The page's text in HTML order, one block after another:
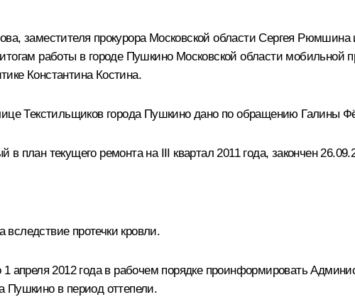
, заместителя прокурора Московской области Сергея Рюмшина
работы в городе Пушкино Московской области мобильной
Константина Костина.
Текстильщиков города Пушкино дано по обращению Галины
текущего ремонта на III квартал 2011 года, закончен
протечки кровли.
апреля 2012 года в рабочем порядке проинформировать
Пушкино в период оттепели.